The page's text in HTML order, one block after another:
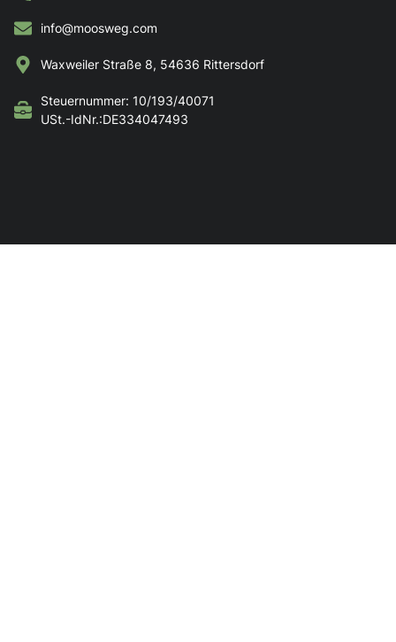
info@moosweg.com
Waxweiler Straße 8, 54636 Rittersdorf
Steuernummer: 10/193/40071
USt.-IdNr.:DE334047493